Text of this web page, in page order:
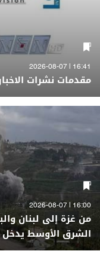
16:41 | 2026-08-07
مقدمات نشرات
16:00 | 2026-08-07
من غزة إلى لبنان
الشرق الأوسط يدخل